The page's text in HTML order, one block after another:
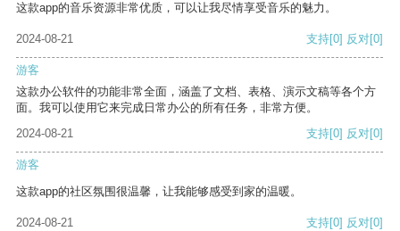
这款app的音乐资源非常优质，可以让我尽情享受音乐的魅力。
2024-08-21 支持[0] 反对[0]
游客
这款办公软件的功能非常全面，涵盖了文档、表格、演示文稿等各个方
面。我可以使用它来完成日常办公的所有任务，非常方便。
2024-08-21
支持[0] 反对[0]
游客
这款app的社区氛围很温馨，让我能够感受到家的温暖。
2024-08-21 支持[0] 反对[0]